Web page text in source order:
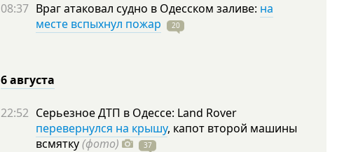
08:37 Враг атаковал судно в Одесском заливе: на
месте вспыхнул пожар
20
6 августа
22:52 Серьезное ДТП в Одессе: Land Rover
перевернулся на крышу, капот второй машины
всмятку(фото) 37